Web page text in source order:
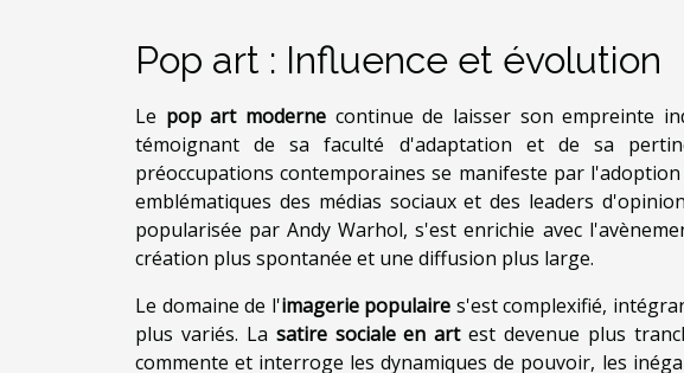
Pop art : Influence et évolution
Le pop art moderne continue de laisser son empreinte
témoignant de sa faculté d'adaptation et de sa
préoccupations contemporaines se manifeste par
emblématiques des médias sociaux et des leaders
popularisée par Andy Warhol, s'est enrichie avec
création plus spontanée et une diffusion plus large.
Le domaine de l'imagerie populaire s'est complexifié,
plus variés. La satire sociale en artest devenue plus
commente et interroge les dynamiques de pouvoir, les